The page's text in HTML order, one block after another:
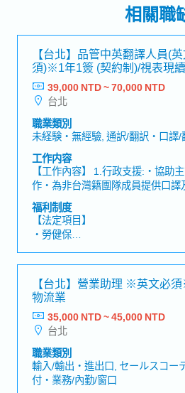
相關職
【台北】品管中英翻譯人員(
須)※1年1簽 (契約制)/視表現
新鮮人－知名日系專案工程
39,000 NTD ~ 70,000 NTD
台北
職業類別
未経験・無經驗, 通訳/翻訳・口譯/
工作内容
【工作內容】 1.行政支援:・協助主管處理日常行政相關工
作・為非台灣籍團隊成員提供口譯
求參與與業主、供應商及其他相關
議口譯。 2.品質文件支援:・審查
追蹤供應商提交製造紀錄及品質相
彙整並整理品質紀錄，提交給業主
大型發電廠專案建設，透過專案
基礎建設發展，工作成果具明確
接參與設備品質管理作業，深入
及專案成果之影響，親身體會自身
的連結・擔任品管團隊之間的重要
國協作與決策執行・與現場工程團
司等多方關係人密切合作，累積專
福利制度
【法定項目】
・勞健保
・各種休假（特別休假、婚假、
陪產假、產假、育嬰假）
・退休金
【公司福利】
・獎金 (年中/年終) *6月12月分發
・員工健康檢查津貼
・伙食津貼 (含在薪資內)
・通勤津貼
【台北】營業助理 ※英文必
物流業
35,000 NTD ~ 45,000 NTD
台北
職業類別
輸入/輸出・進出口, セールスコー
付・業務/內勤/窗口